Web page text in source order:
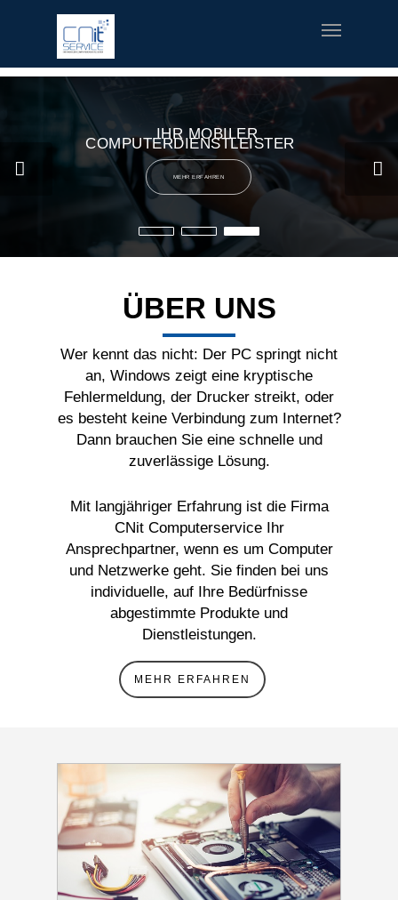
fred meyer gift card
fusion coupons build a bear printable coupon 10
rush music
special welcome coupon
IHR MOBILER
COMPUTERDIENSTLEISTER
MEHR ERFAHREN
ÜBER UNS
Wer kennt das nicht: Der PC springt nicht
an, Windows zeigt eine kryptische
Fehlermeldung, der Drucker streikt, oder
es besteht keine Verbindung zum Internet?
Dann brauchen Sie eine schnelle und
zuverlässige Lösung.
Mit langjähriger Erfahrung ist die Firma
CNit Computerservice Ihr
Ansprechpartner, wenn es um Computer
und Netzwerke geht. Sie finden bei uns
individuelle, auf Ihre Bedürfnisse
abgestimmte Produkte und
Dienstleistungen.
MEHR ERFAHREN